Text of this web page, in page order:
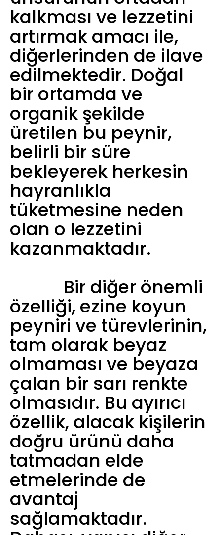
kalkması ve lezzetini
artırmak amacı ile,
diğerlerinden de ilave
edilmektedir. Doğal
bir ortamda ve
organik şekilde
üretilen bu peynir,
belirli bir süre
bekleyerek herkesin
hayranlıkla
tüketmesine neden
olan o lezzetini
kazanmaktadır.
Bir diğer önemli
özelliği, ezine koyun
peyniri ve türevlerinin,
tam olarak beyaz
olmaması ve beyaza
çalan bir sarı renkte
olmasıdır. Bu ayırıcı
özellik, alacak kişilerin
doğru ürünü daha
tatmadan elde
etmelerinde de
avantaj
sağlamaktadır.